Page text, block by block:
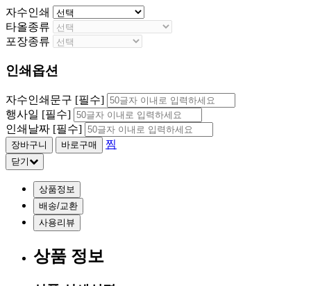
자수인쇄
타올종류
포장종류
인쇄옵션
자수인쇄문구 [필수]
행사일 [필수]
인쇄날짜 [필수]
찜
닫기
상품정보
배송/교환
사용리뷰
상품 정보